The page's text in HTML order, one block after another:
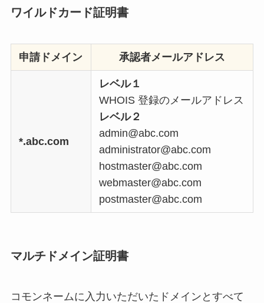
ワイルドカード証明書
申請ドメイン 承認者メールアドレス
*.abc.com
レベル１
WHOIS 登録のメールアドレス
レベル２
admin@abc.com
administrator@abc.com
hostmaster@abc.com
webmaster@abc.com
postmaster@abc.com
マルチドメイン証明書
コモンネームに入力いただいたドメインとすべて